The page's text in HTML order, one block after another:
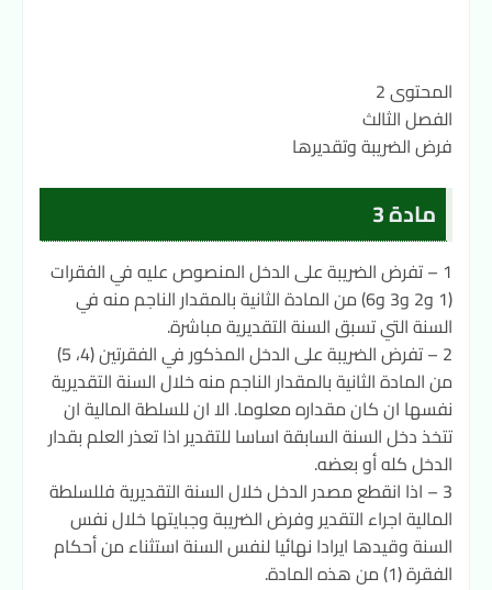
المحتوى 2
الفصل الثالث
فرض الضريبة وتقديرها
مادة 3
1 – تفرض الضريبة على الدخل المنصوص عليه في الفقرات
(1 و2 و3 و6) من المادة الثانية بالمقدار الناجم منه في
السنة التي تسبق السنة التقديرية مباشرة.
2 – تفرض الضريبة على الدخل المذكور في الفقرتين (4، 5)
من المادة الثانية بالمقدار الناجم منه خلال السنة التقديرية
نفسها ان كان مقداره معلوما. الا ان للسلطة المالية ان
تتخذ دخل السنة السابقة اساسا للتقدير اذا تعذر العلم بقدار
الدخل كله أو بعضه.
3 – اذا انقطع مصدر الدخل خلال السنة التقديرية فللسلطة
المالية اجراء التقدير وفرض الضريبة وجبايتها خلال نفس
السنة وقيدها ايرادا نهائيا لنفس السنة استثناء من أحكام
الفقرة (1) من هذه المادة.